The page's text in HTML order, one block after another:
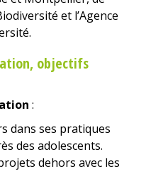
et l’Agence
objectifs
:
dans ses pratiques
des adolescents.
dehors avec les